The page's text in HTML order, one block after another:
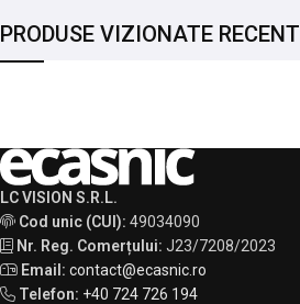
PRODUSE VIZIONATE RECENT
LC VISION S.R.L.
Cod unic (CUI): 49034090
Nr. Reg. Comerțului: J23/7208/2023
Email: contact@ecasnic.ro
Telefon: +40 724 726 194